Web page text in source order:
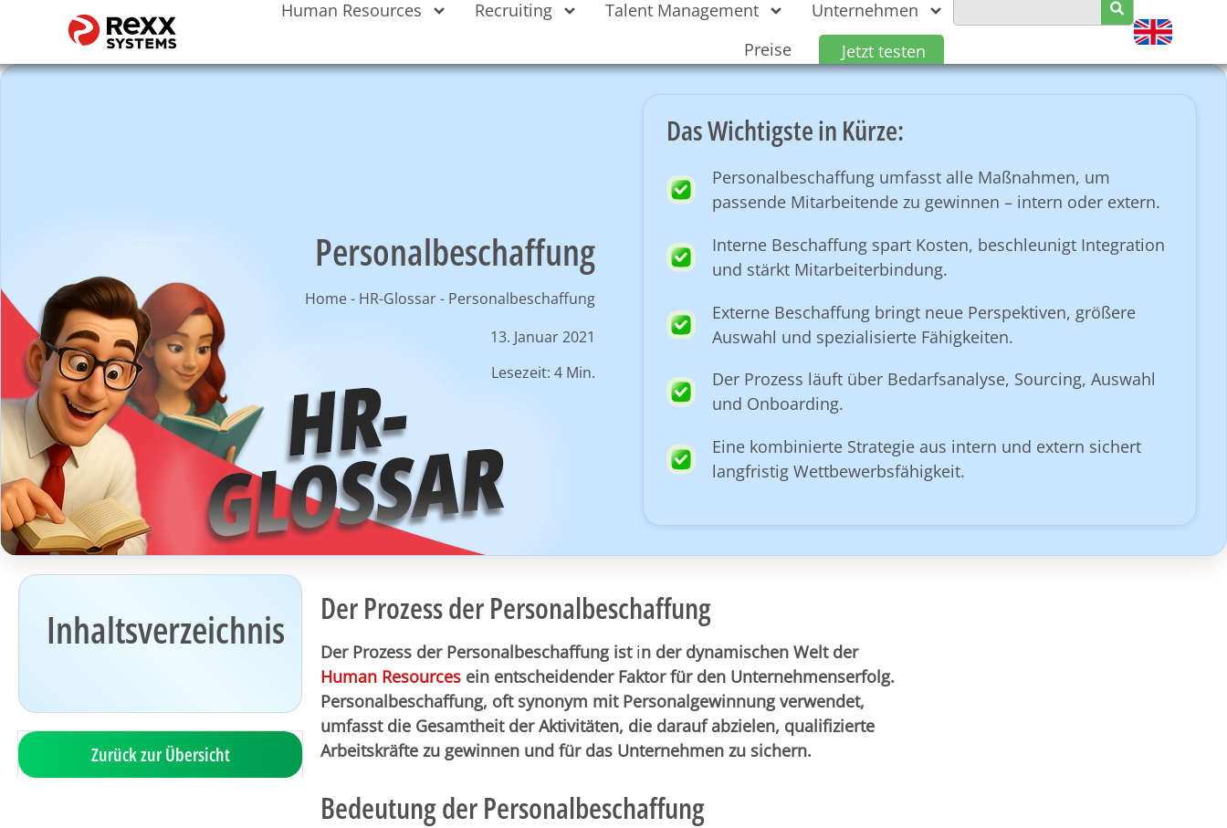
Human Resources Recruiting Talent Management
Unternehmen
Preise
Jetzt testen
Personalbeschaffung
Home- HR-Glossar- Personalbeschaffung
13. Januar 2021
Lesezeit: 4 Min.
Das Wichtigste in Kürze:
Personalbeschaffung umfasst alle Maßnahmen, um
passende Mitarbeitende zu gewinnen – intern oder extern.
Interne Beschaffung spart Kosten, beschleunigt Integration
und stärkt Mitarbeiterbindung.
Externe Beschaffung bringt neue Perspektiven, größere
Auswahl und spezialisierte Fähigkeiten.
Der Prozess läuft über Bedarfsanalyse, Sourcing, Auswahl
und Onboarding.
Eine kombinierte Strategie aus intern und extern sichert
langfristig Wettbewerbsfähigkeit.
Inhaltsverzeichnis
Zurück zur Übersicht
Der Prozess der Personalbeschaffung
Der Prozess der Personalbeschaffung istin der dynamischen Welt der
Human Resources ein entscheidender Faktor für den Unternehmenserfolg.
Personalbeschaffung, oft synonym mit Personalgewinnung verwendet,
umfasst die Gesamtheit der Aktivitäten, die darauf abzielen, qualifizierte
Arbeitskräfte zu gewinnen und für das Unternehmen zu sichern.
Bedeutung der Personalbeschaffung